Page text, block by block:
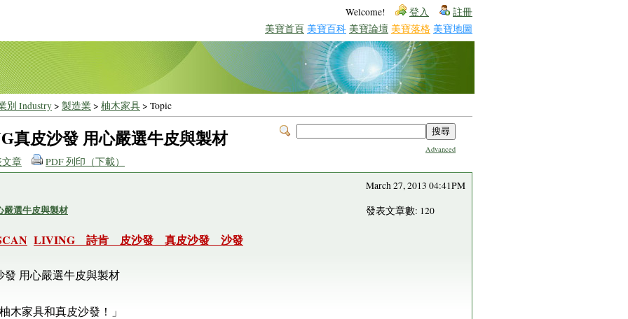
Welcome! 登入 註冊
美寶首頁 美寶百科 美寶論壇 美寶落格 美寶地圖
別 Industry> 製造業> 柚木家具> Topic
Advanced
真皮沙發 用心嚴選牛皮與製材
章 PDF 列印（下載）
選牛皮與製材
LIVING 詩肯 皮沙發 真皮沙發 沙發
March 27, 2013 04:41PM
發表文章數: 120
用心嚴選牛皮與製材
木家具和真皮沙發！」